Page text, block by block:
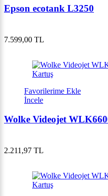
Epson ecotank L3250
7.599,00 TL
Favorilerime Ekle
İncele
Wolke Videojet
2.211,97 TL